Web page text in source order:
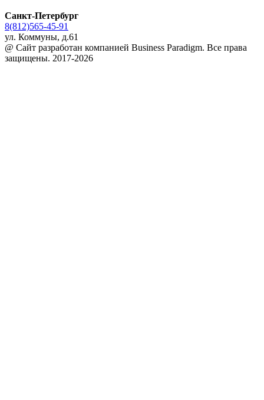
Санкт-Петербург
8(812)565-45-91
ул. Коммуны, д.61
@ Сайт разработан компанией Business Paradigm. Все права
защищены. 2017-2026